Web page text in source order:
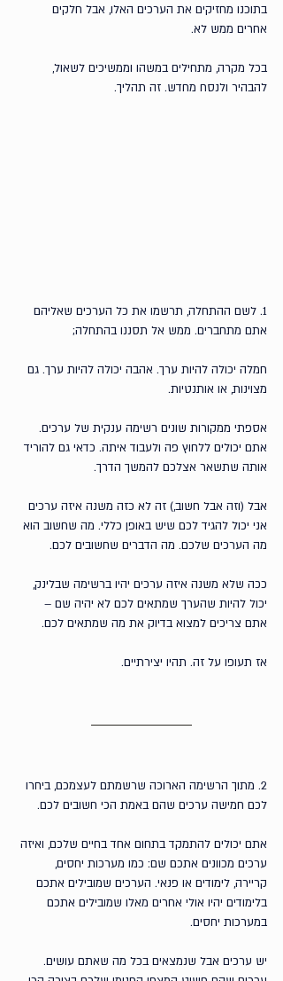
בתוכנו מחזיקים את הערכים האלו, אבל חלקים
אחרים ממש לא.
בכל מקרה, מתחילים במשהו וממשיכים לשאול,
להבהיר ולנסח מחדש. זה תהליך.
1. לשם ההתחלה, תרשמו את כל הערכים שאליהם
אתם מתחברים. ממש אל תסננו בהתחלה;
חמלה יכולה להיות ערך. אהבה יכולה להיות ערך. גם
מצוינות, או אותנטיות.
אספתי ממקורות שונים רשימה ענקית של ערכים.
אתם יכולים ללחוץ פה ולעבוד איתה. כדאי גם להוריד
אותה שתשאר אצלכם להמשך הדרך.
אבל (וזה אבל חשוב,) זה לא כזה משנה איזה ערכים
אני יכול להגיד לכם שיש באופן כללי. מה שחשוב הוא
מה הערכים שלכם. מה הדברים שחשובים לכם.
ככה שלא משנה איזה ערכים יהיו ברשימה שבלינק,
יכול להיות שהערך שמתאים לכם לא יהיה שם –
אתם צריכים למצוא בדיוק את מה שמתאים לכם.
אז תעופו על זה. תהיו יצירתיים.
2. מתוך הרשימה הארוכה שרשמתם לעצמכם, ביחרו
לכם חמישה ערכים שהם באמת הכי חשובים לכם.
אתם יכולים להתמקד בתחום אחד בחיים שלכם, ואיזה
ערכים מכוונים אתכם שם: כמו מערכות יחסים,
קריירה, לימודים או פנאי. הערכים שמובילים אתכם
בלימודים יהיו אולי אחרים מאלו שמובילים אתכם
במערכות יחסים.
יש ערכים אבל שנמצאים בכל מה שאתם עושים.